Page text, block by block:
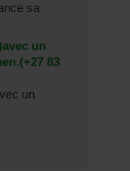
sa
un
83
un